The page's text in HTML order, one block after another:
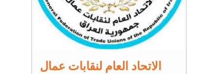
الاتحاد العام لنقابات عمال